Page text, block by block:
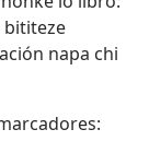
video
tan
na
bititeze
napa chi